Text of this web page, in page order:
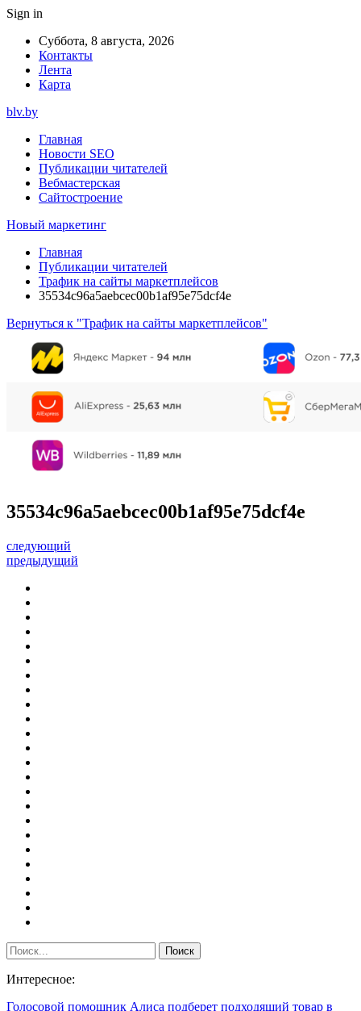
Sign in
Суббота, 8 августа, 2026
Контакты
Лента
Карта
blv.by
Главная
Новости SEO
Публикации читателей
Вебмастерская
Сайтостроение
Новый маркетинг
Главная
Публикации читателей
Трафик на сайты маркетплейсов
35534c96a5aebcec00b1af95e75dcf4e
Вернуться к "Трафик на сайты маркетплейсов"
35534c96a5aebcec00b1af95e75dcf4e
следующий
предыдущий
Интересное:
Голосовой помощник Алиса подберет подходящий товар в